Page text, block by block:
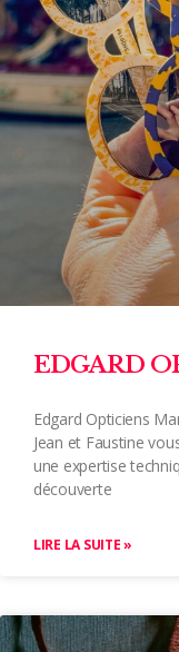
EDGARD
Edgard Opticiens
Jean et Faustine
une expertise
découverte
LIRE LA SUITE »